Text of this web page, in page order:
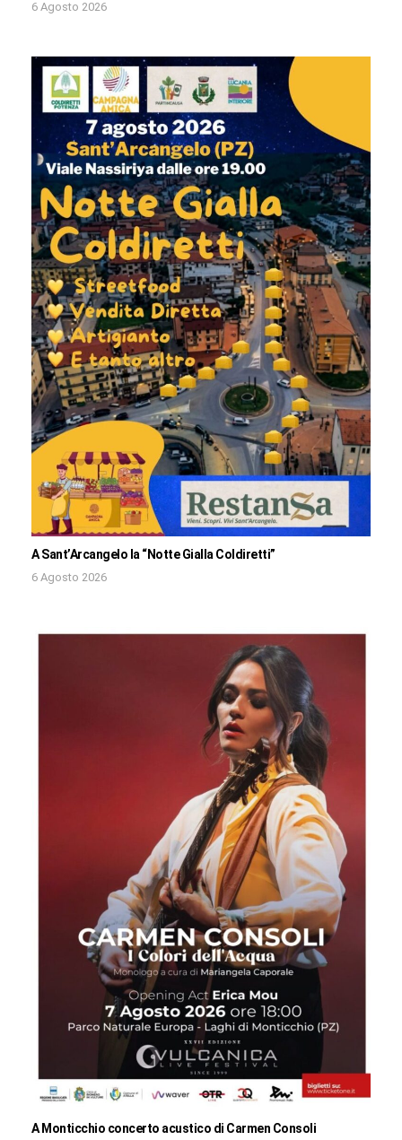
6 Agosto 2026
A Sant’Arcangelo la “Notte Gialla Coldiretti”
6 Agosto 2026
A Monticchio concerto acustico di Carmen Consoli